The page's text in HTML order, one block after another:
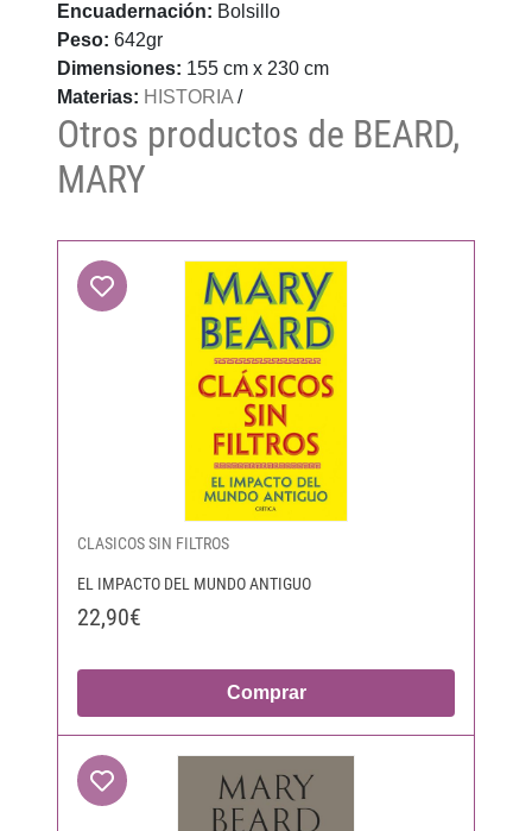
Encuadernación: Bolsillo
Peso: 642gr
Dimensiones: 155 cm x 230 cm
Materias: HISTORIA /
Otros productos de BEARD,
MARY
CLASICOS SIN FILTROS
EL IMPACTO DEL MUNDO ANTIGUO
22,90€
Comprar